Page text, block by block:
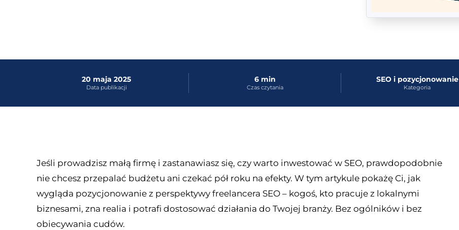
20 maja 2025
Data publikacji
6 min
Czas czytania
SEO i pozycjonowanie
Kategoria
Jeśli prowadzisz małą firmę i zastanawiasz się, czy warto inwestować w SEO, prawdopodobnie
nie chcesz przepalać budżetu ani czekać pół roku na efekty. W tym artykule pokażę Ci, jak
wygląda pozycjonowanie z perspektywy freelancera SEO – kogoś, kto pracuje z lokalnymi
biznesami, zna realia i potrafi dostosować działania do Twojej branży. Bez ogólników i bez
obiecywania cudów.